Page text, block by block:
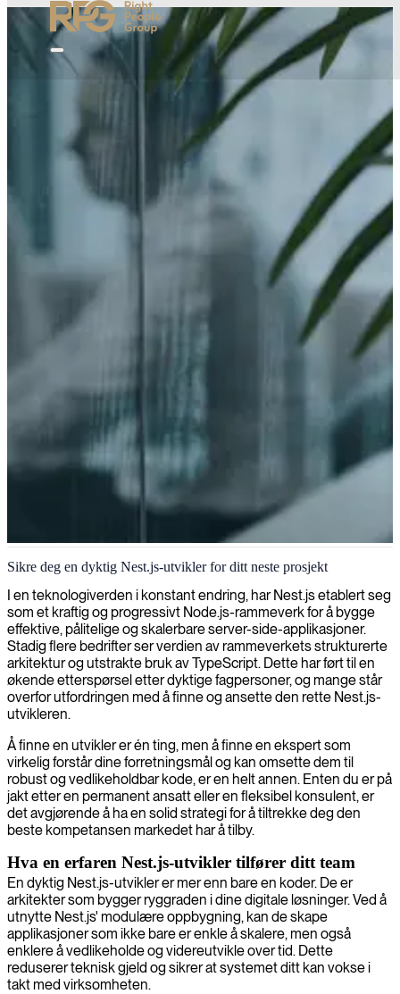
NestJS backend-utvikling
Vi leverer erfarne Nest.js-utviklere som bygger skalerbare,
vedlikeholdbare server-side applikasjoner ved bruk av TypeScripts
moderne arkitektur og modulære designprinsipper.
Sikre deg en dyktig Nest.js-utvikler for ditt neste prosjekt
I en teknologiverden i konstant endring, har Nest.js etablert seg
som et kraftig og progressivt Node.js-rammeverk for å bygge
effektive, pålitelige og skalerbare server-side-applikasjoner.
Stadig flere bedrifter ser verdien av rammeverkets strukturerte
arkitektur og utstrakte bruk av TypeScript. Dette har ført til en
økende etterspørsel etter dyktige fagpersoner, og mange står
overfor utfordringen med å finne og ansette den rette Nest.js-
utvikleren.
Å finne en utvikler er én ting, men å finne en ekspert som
virkelig forstår dine forretningsmål og kan omsette dem til
robust og vedlikeholdbar kode, er en helt annen. Enten du er på
jakt etter en permanent ansatt eller en fleksibel konsulent, er
det avgjørende å ha en solid strategi for å tiltrekke deg den
beste kompetansen markedet har å tilby.
Hva en erfaren Nest.js-utvikler tilfører ditt team
En dyktig Nest.js-utvikler er mer enn bare en koder. De er
arkitekter som bygger ryggraden i dine digitale løsninger. Ved å
utnytte Nest.js' modulære oppbygning, kan de skape
applikasjoner som ikke bare er enkle å skalere, men også
enklere å vedlikeholde og videreutvikle over tid. Dette
reduserer teknisk gjeld og sikrer at systemet ditt kan vokse i
takt med virksomheten.